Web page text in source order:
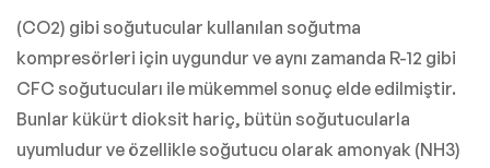
(CO2) gibi soğutucular kullanılan soğutma
kompresörleri için uygundur ve aynı zamanda R-12 gibi
CFC soğutucuları ile mükemmel sonuç elde edilmiştir.
Bunlar kükürt dioksit hariç, bütün soğutucularla
uyumludur ve özellikle soğutucu olarak amonyak (NH3)